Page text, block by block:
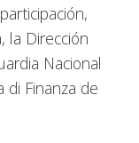
la Dirección
Nacional
di Finanza de